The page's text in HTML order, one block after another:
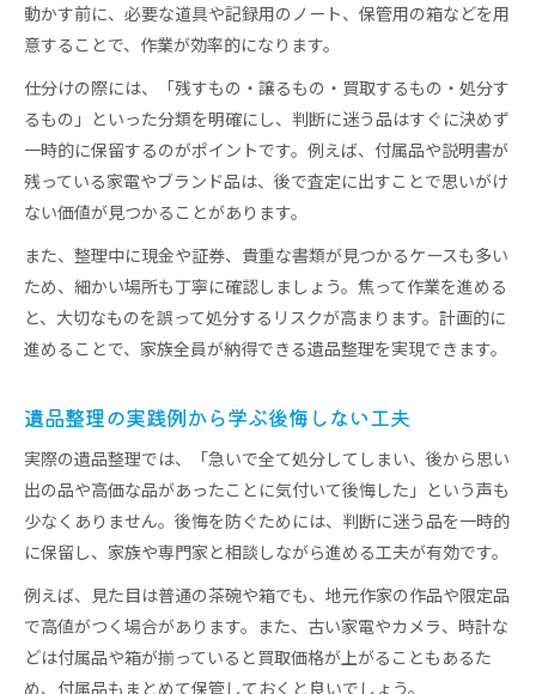
動かす前に、必要な道具や記録用のノート、保管用の箱などを用
意することで、作業が効率的になります。
仕分けの際には、「残すもの・譲るもの・買取するもの・処分す
るもの」といった分類を明確にし、判断に迷う品はすぐに決めず
一時的に保留するのがポイントです。例えば、付属品や説明書が
残っている家電やブランド品は、後で査定に出すことで思いがけ
ない価値が見つかることがあります。
また、整理中に現金や証券、貴重な書類が見つかるケースも多い
ため、細かい場所も丁寧に確認しましょう。焦って作業を進める
と、大切なものを誤って処分するリスクが高まります。計画的に
進めることで、家族全員が納得できる遺品整理を実現できます。
遺品整理の実践例から学ぶ後悔しない工夫
実際の遺品整理では、「急いで全て処分してしまい、後から思い
出の品や高価な品があったことに気付いて後悔した」という声も
少なくありません。後悔を防ぐためには、判断に迷う品を一時的
に保留し、家族や専門家と相談しながら進める工夫が有効です。
例えば、見た目は普通の茶碗や箱でも、地元作家の作品や限定品
で高値がつく場合があります。また、古い家電やカメラ、時計な
どは付属品や箱が揃っていると買取価格が上がることもあるた